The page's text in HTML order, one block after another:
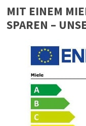
MIT EINEM
SPAREN –